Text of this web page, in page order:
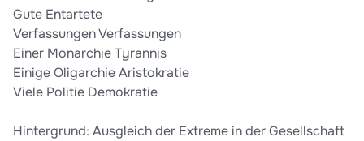
Gute Entartete
Verfassungen Verfassungen
Einer Monarchie Tyrannis
Einige Oligarchie Aristokratie
Viele Politie Demokratie
Hintergrund: Ausgleich der Extreme in der Gesellschaft